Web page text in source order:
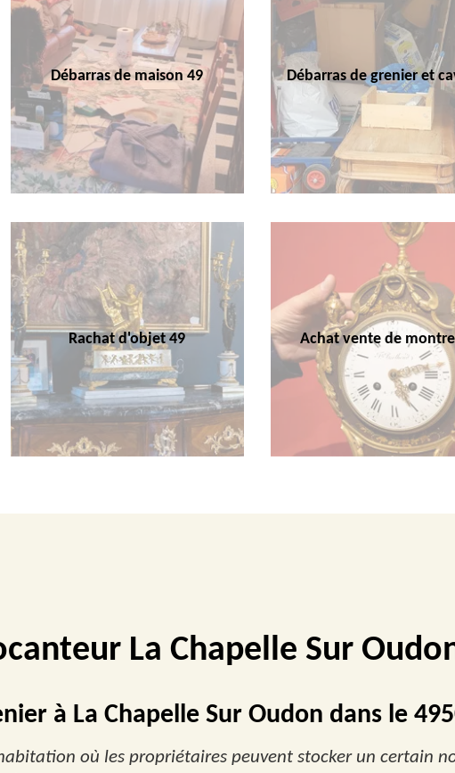
Débarras de maison 49 Débarras de grenier et
Rachat d'objet 49 Achat vente de
La Chapelle Sur
à La Chapelle Sur Oudon dans le
où les propriétaires peuvent stocker un certain